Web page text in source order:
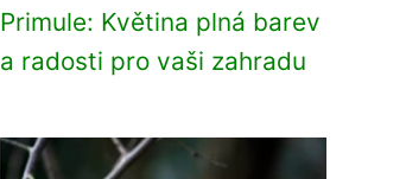
Primule: Květina plná barev
a radosti pro vaši zahradu